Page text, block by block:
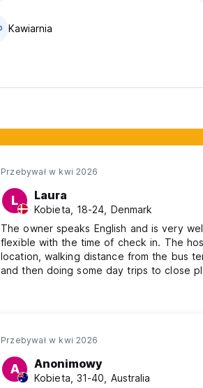
Kawiarnia
Przebywał w kwi 2026
L Laura
Kobieta, 18-24, Denmark
The owner speaks English and is very
flexible with the time of check in. The
location, walking distance from the bus
and then doing some day trips to close
Przebywał w kwi 2026
A Anonimowy
Kobieta, 31-40, Australia